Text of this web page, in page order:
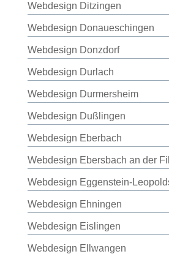
Webdesign Ditzingen
Webdesign Donaueschingen
Webdesign Donzdorf
Webdesign Durlach
Webdesign Durmersheim
Webdesign Dußlingen
Webdesign Eberbach
Webdesign Ebersbach an der
Webdesign Eggenstein-
Webdesign Ehningen
Webdesign Eislingen
Webdesign Ellwangen